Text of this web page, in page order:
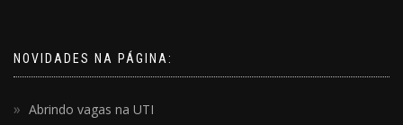
NOVIDADES NA PÁGINA:
Abrindo vagas na UTI